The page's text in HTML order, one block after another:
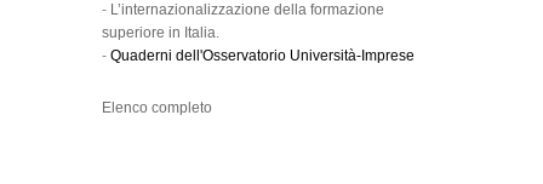
- L’internazionalizzazione della formazione
superiore in Italia.
- Quaderni dell'Osservatorio Università-Imprese
Elenco completo